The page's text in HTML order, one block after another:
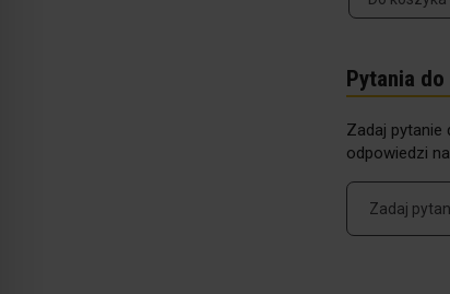
Pytania
Zadaj pytanie
odpowiedzi
Zadaj